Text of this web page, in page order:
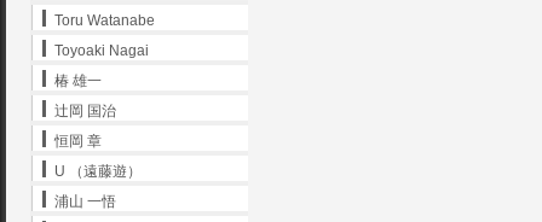
Toru Watanabe
Toyoaki Nagai
椿 雄一
辻岡 国治
恒岡 章
U （遠藤遊）
浦山 一悟